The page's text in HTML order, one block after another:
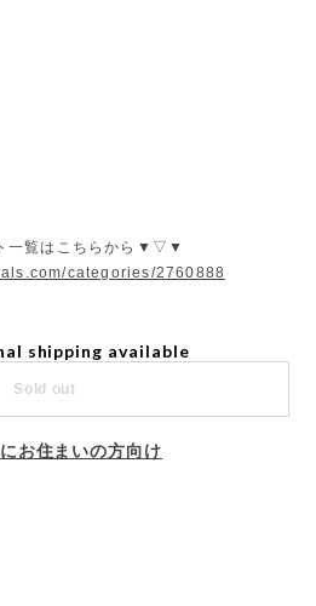
一覧はこちらから▼▽▼
categories/2760888
shipping available
Sold out
お住まいの方向け